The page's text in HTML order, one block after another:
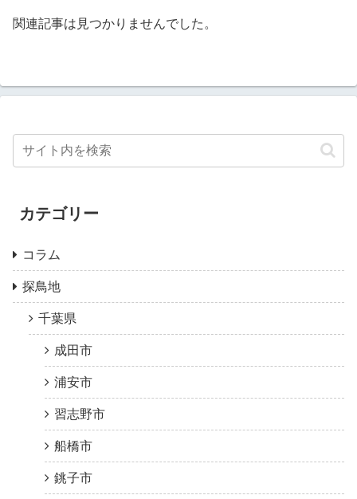
関連記事は見つかりませんでした。
カテゴリー
コラム
探鳥地
千葉県
成田市
浦安市
習志野市
船橋市
銚子市